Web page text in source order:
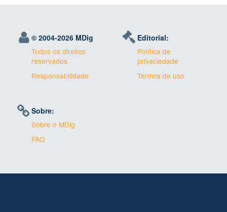
© 2004-2026 MDig
Todos os direitos
reservados
Responsabilidade
Editorial:
Política de
privaciodade
Termos de uso
Sobre:
Sobre o MDig
FAQ